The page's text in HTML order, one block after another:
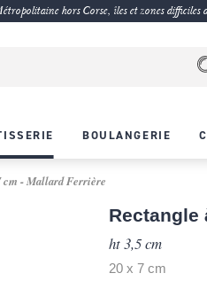
hors Corse, îles et zones difficiles
BOULANGERIE
cm - Mallard Ferrière
Rectangle
ht 3,5 cm
20 x 7 cm